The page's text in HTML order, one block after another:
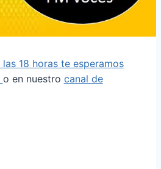
18 horas te esperamos
o en nuestro canal de